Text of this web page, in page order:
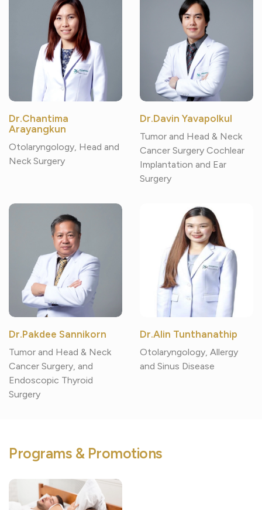
Dr.Chantima
Arayangkun
Otolaryngology, Head and
Neck Surgery
Dr.Davin Yavapolkul
Tumor and Head & Neck
Cancer Surgery Cochlear
Implantation and Ear
Surgery
Dr.Pakdee Sannikorn
Tumor and Head & Neck
Cancer Surgery, and
Endoscopic Thyroid
Surgery
Dr.Alin Tunthanathip
Otolaryngology, Allergy
and Sinus Disease
Programs & Promotions